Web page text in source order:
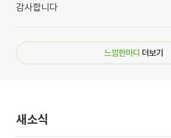
감사합니다
느낌한마디 더보기
새소식